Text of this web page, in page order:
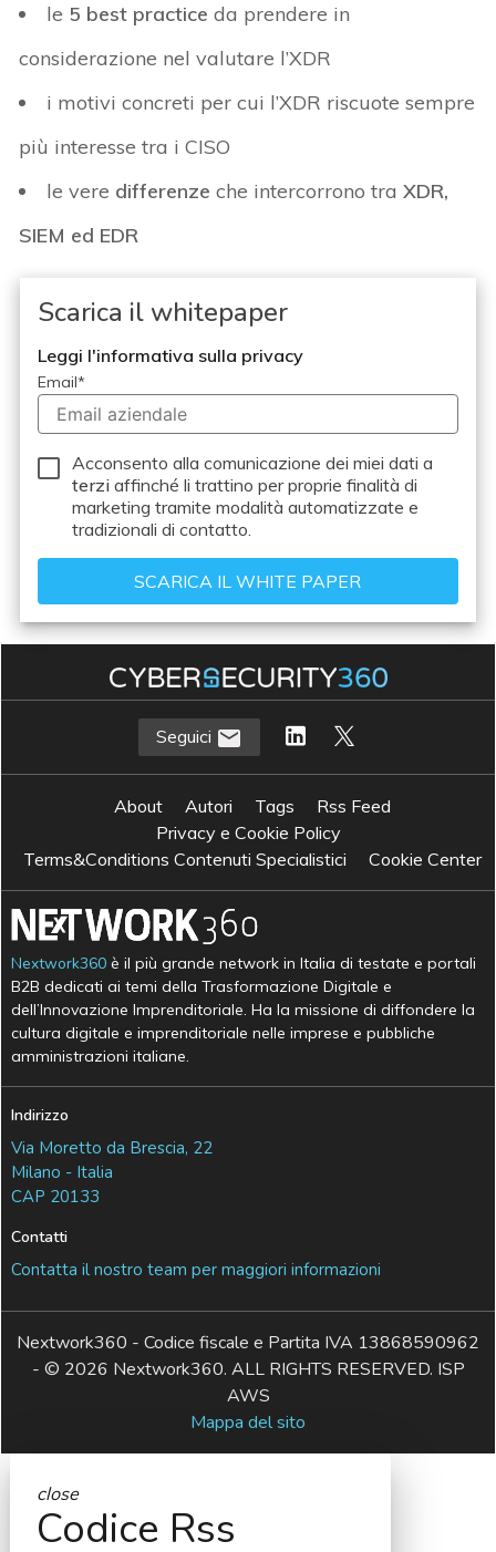
le 5 best practice da prendere in
considerazione nel valutare l’XDR
i motivi concreti per cui l’XDR riscuote sempre
più interesse tra i CISO
le vere differenze che intercorrono traXDR,
SIEM ed EDR
Scarica il whitepaper
Leggi l'informativa sulla privacy
Email*
Acconsento alla comunicazione dei miei dati a
terzi affinché li trattino per proprie finalità di
marketing tramite modalità automatizzate e
tradizionali di contatto.
Seguici
About Autori Tags
Rss Feed
Privacy e Cookie Policy
Terms&Conditions Contenuti Specialistici
Cookie Center
Nextwork360 è il più grande network in Italia di testate e portali
B2B dedicati ai temi della Trasformazione Digitale e
dell’Innovazione Imprenditoriale. Ha la missione di diffondere la
cultura digitale e imprenditoriale nelle imprese e pubbliche
amministrazioni italiane.
Indirizzo
Via Moretto da Brescia, 22
Milano - Italia
CAP 20133
Contatti
Contatta il nostro team per maggiori informazioni
Nextwork360 - Codice fiscale e Partita IVA 13868590962
- © 2026 Nextwork360. ALL RIGHTS RESERVED. ISP
AWS
Mappa del sito
close
Codice Rss